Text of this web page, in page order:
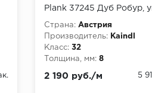
Plank 37245 Дуб Робур,
м
Страна: Австрия
Производитель:
Kaindl
Класс: 32
Толщина, мм: 8
2 190 руб./м 5